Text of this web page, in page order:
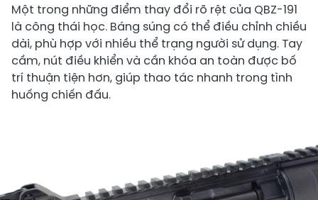
Một trong những điểm thay đổi rõ rệt của QBZ-191
là công thái học. Báng súng có thể điều chỉnh chiều
dài, phù hợp với nhiều thể trạng người sử dụng. ​Tay
cầm, nút điều khiển và cần khóa an toàn được bố
trí thuận tiện hơn, giúp thao tác nhanh trong tình
huống chiến đấu.